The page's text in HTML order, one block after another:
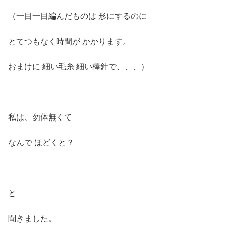
（一目一目編んだものは 形にするのに
とてつもなく時間が かかります。
おまけに 細い毛糸 細い棒針で、、、）
私は、勿体無くて
なんで ほどくと？
と
聞きました。